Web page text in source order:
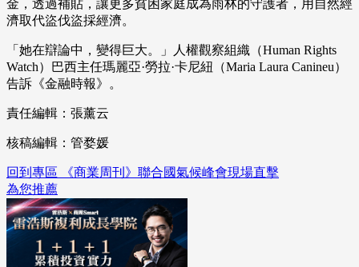
金，透過補貼，讓更多貧困家庭成為雨林的守護者，用自然經
濟取代盜伐盜採經濟。
「她在辯論中，變得巨大。」人權觀察組織（Human Rights
Watch）巴西主任瑪麗亞·勞拉·卡尼紐（Maria Laura Canineu）
告訴《金融時報》。
責任編輯：張薰云
核稿編輯：管婺媛
回到專區 《商業周刊》聯合國氣候峰會現場直擊
為您推薦